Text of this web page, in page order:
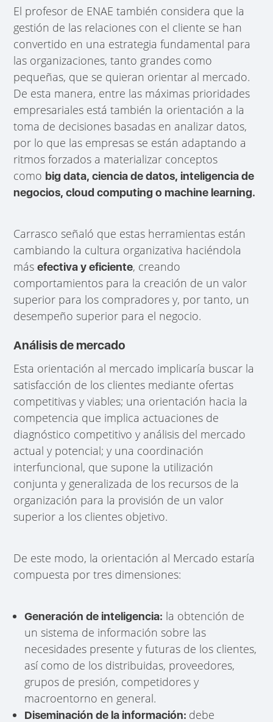
El profesor de ENAE también considera que la
gestión de las relaciones con el cliente se han
convertido en una estrategia fundamental para
las organizaciones, tanto grandes como
pequeñas, que se quieran orientar al mercado.
De esta manera, entre las máximas prioridades
empresariales está también la orientación a la
toma de decisiones basadas en analizar datos,
por lo que las empresas se están adaptando a
ritmos forzados a materializar conceptos
como big data, ciencia de datos, inteligencia de
negocios, cloud computing o machine learning.
Carrasco señaló que estas herramientas están
cambiando la cultura organizativa haciéndola
másefectiva y eficiente, creando
comportamientos para la creación de un valor
superior para los compradores y, por tanto, un
desempeño superior para el negocio.
Análisis de mercado
Esta orientación al mercado implicaría buscar la
satisfacción de los clientes mediante ofertas
competitivas y viables; una orientación hacia la
competencia que implica actuaciones de
diagnóstico competitivo y análisis del mercado
actual y potencial; y una coordinación
interfuncional, que supone la utilización
conjunta y generalizada de los recursos de la
organización para la provisión de un valor
superior a los clientes objetivo.
De este modo, la orientación al Mercado estaría
compuesta por tres dimensiones:
Generación de inteligencia: la obtención de
un sistema de información sobre las
necesidades presente y futuras de los clientes,
así como de los distribuidas, proveedores,
grupos de presión, competidores y
macroentorno en general.
Diseminación de la información: debe